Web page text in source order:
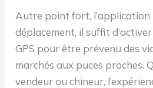
Autre point fort, l’application
déplacement, il suffit
GPS pour être prévenu des
marchés aux puces proches.
vendeur ou chineur,